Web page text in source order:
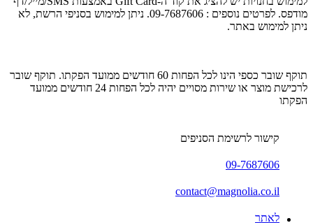
מודפס
. לפרטים נוספים : 09-7687606. ניתן למימוש בסניפי הרשת, לא
ניתן למימוש באתר.
תוקף שובר כספי הינו לכל הפחות 60 חודשים ממועד הפקתו. תוקף שובר
לרכישת מוצר או שירות מסויים יהיה לכל הפחות 24 חודשים ממועד
הפקתו
קישור לרשימת הסניפים
09-7687606
contact@magnolia.co.il
לאתר